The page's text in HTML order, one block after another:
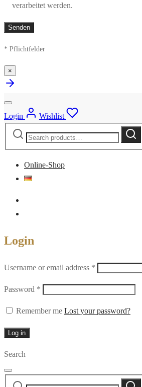
verarbeitet werden.
* Pflichtfelder
×
Login
Wishlist
Search
Search
Online-Shop
Login
Username or email address *
Password *
Remember me Lost your password?
Log in
Search
Search Search